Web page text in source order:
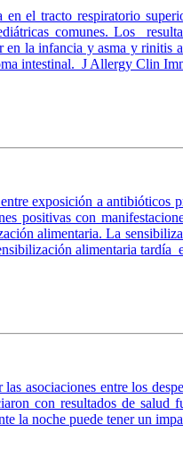
en el tracto respiratorio
comunes. Los
la infancia y asma y rinitis
intestinal. J Allergy Clin
exposición a antibióticos
positivas con
alimentaria. La
alimentaria
asociaciones entre los
con resultados de
la noche puede tener un